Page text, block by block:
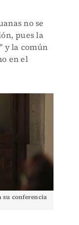
no se
pues la
y la común
en el
su conferencia